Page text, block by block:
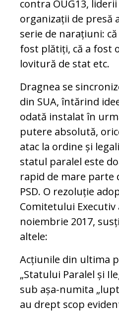
contra OUG13,
organizații de presă
serie de narațiuni:
fost plătiți, că a fost
lovitură de stat etc.
Dragnea se
din SUA, întărind
odată instalat în
putere absolută,
atac la ordine și
statul paralel este
rapid de mare parte
PSD. O rezoluție
Comitetului Executiv
noiembrie 2017,
altele:
Acțiunile din ultima
„Statului Paralel și
sub așa-numita
au drept scop